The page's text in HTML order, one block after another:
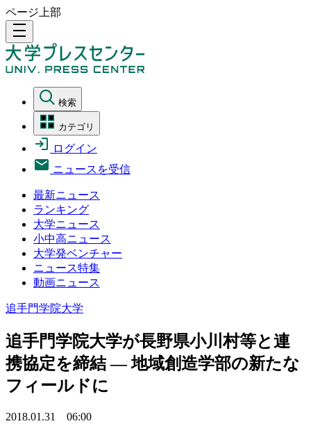
ページ上部
density_medium
検索
カテゴリ
ログイン
ニュースを受信
最新ニュース
ランキング
大学ニュース
小中高ニュース
大学発ベンチャー
ニュース特集
動画ニュース
追手門学院大学
追手門学院大学が長野県小川村等と連
携協定を締結 — 地域創造学部の新たな
フィールドに
2018.01.31 06:00